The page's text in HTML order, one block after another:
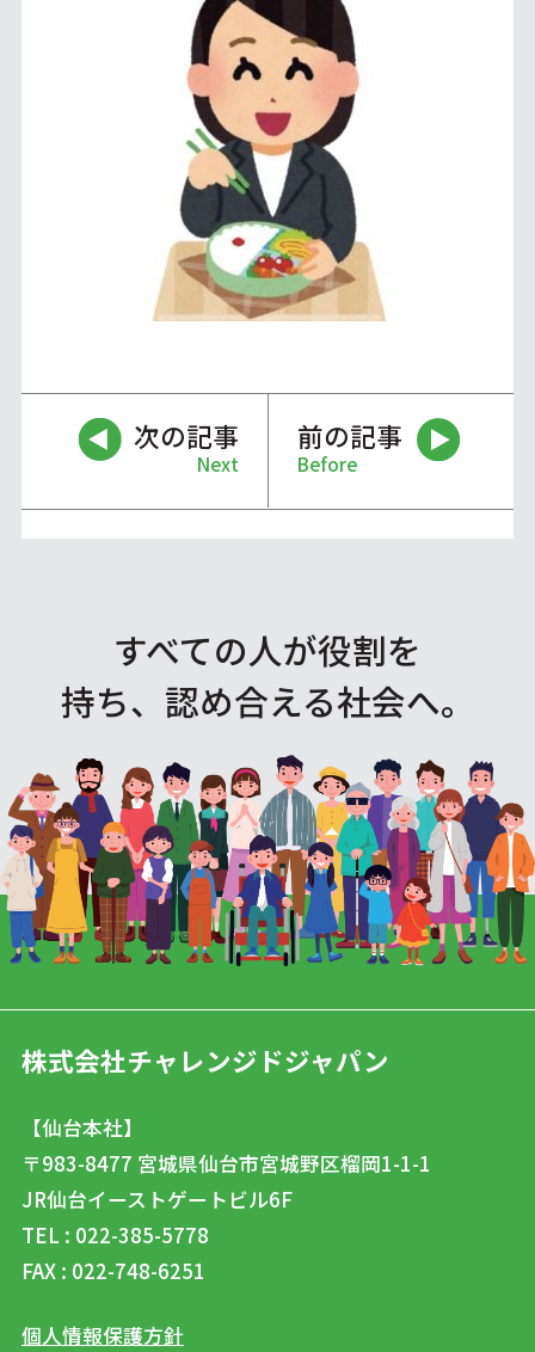
次の記事
Next
前の記事
Before
すべての人が役割を
持ち、認め合える社会へ。
株式会社チャレンジドジャパン
【仙台本社】
〒983-8477 宮城県仙台市宮城野区榴岡1-1-1
JR仙台イーストゲートビル6F
TEL : 022-385-5778
FAX : 022-748-6251
個人情報保護方針